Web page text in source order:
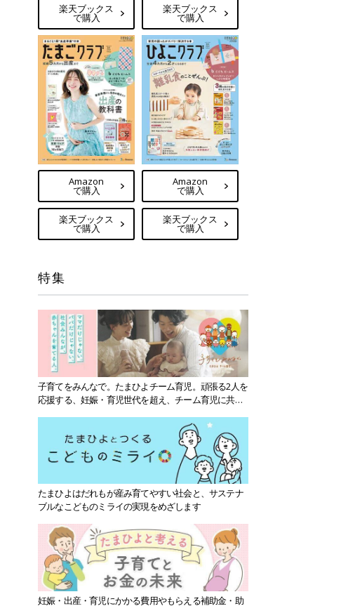
楽天ブックス
で購入
楽天ブックス
で購入
Amazon
で購入
楽天ブックス
で購入
Amazon
で購入
楽天ブックス
で購入
特集
子育てをみんなで。たまひよチーム育児。頑張る2人を
応援する、妊娠・育児世代を超え、チーム育児に共感
たまひよはだれもが産み育てやすい社会と、サステナ
ブルなこどものミライの実現をめざします
妊娠・出産・育児にかかる費用やもらえる補助金・助